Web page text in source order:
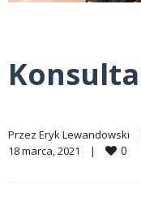
Przez Eryk Lewandowski
18 marca, 2021
| 0